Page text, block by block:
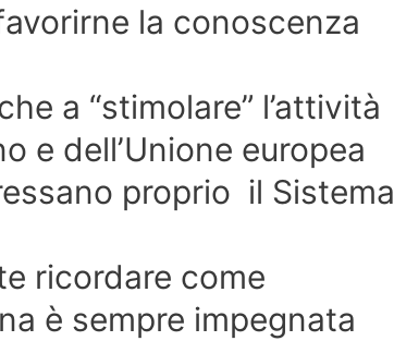
la conoscenza
a “stimolare” l’attività
e dell’Unione europea
proprio il Sistema
ricordare come
è sempre impegnata